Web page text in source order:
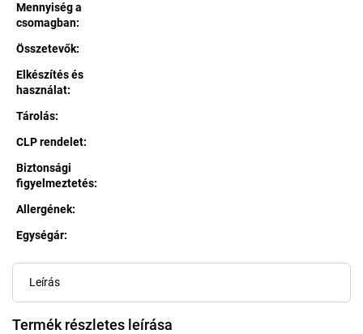
Mennyiség a
csomagban:
Összetevők:
Elkészítés és
használat:
Tárolás:
CLP rendelet:
Biztonsági
figyelmeztetés:
Allergének:
Egységár:
Leírás
Termék részletes leírása